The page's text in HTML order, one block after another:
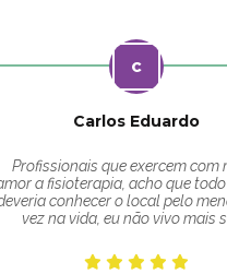
Carlos Eduardo
Profissionais que exercem com
a fisioterapia, acho que
conhecer o local pelo
vez na vida, eu não vivo mais